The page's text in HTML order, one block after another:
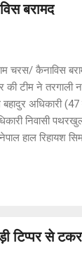
के वारदात को
को माननीय
18.01.2025 तक
किया गया है
को माननीय
में लाई जाएगी ।
बरामद
चरस/ कैनाविस
की टीम ने तरगाली
बहादुर अधिकारी
निवासी
हाल रिहायश
के तहत
से